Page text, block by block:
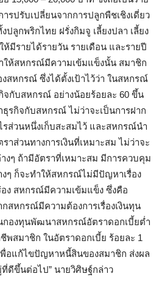
ปรับเปลี่ยนจากการปลูกพืชเชิงเดี่ยว
ปลูกพริกไทย ฝรั่งกิมจู เลี้ยงปลา เลี้ยง
ห้มีรายได้รายวัน รายเดือน และรายปี
ให้สหกรณ์มีความเข้มแข็งนั้น สมาชิก
สหกรณ์ ซึ่งได้ตั้งเป้าไว้ว่า ในสหกรณ์
จกับสหกรณ์ อย่างน้อยร้อยละ 60 ขึ้น
รกิจกับสหกรณ์ ไม่ว่าจะเป็นการฝาก
รส่วนหนึ่งเก็บสะสมไว้ และสหกรณ์นำ
ส่วนทางการเงินที่เหมาะสม ไม่ว่าจะ
ๆ ถ้ามีอัตราที่เหมาะสม มีการควบคุม
งๆ ก็จะทำให้สหกรณ์ไม่มีปัญหาเรื่อง
ง สหกรณ์มีความเข้มแข็ง ซึ่งคือ
สหกรณ์มีความต้องการเรื่องเงินทุน
กองทุนพัฒนาสหกรณ์อัตราดอกเบี้ยต่ำ
พสมาชิก ในอัตราดอกเบี้ย ร้อยละ 1
พื่อแก้ไขปัญหาหนี้สินของสมาชิก ส่งผล
ดีขึ้นต่อไป” นายวิศิษฐ์กล่าว